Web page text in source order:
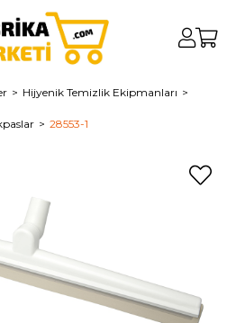
Hijyenik Temizlik Ekipmanları
28553-1